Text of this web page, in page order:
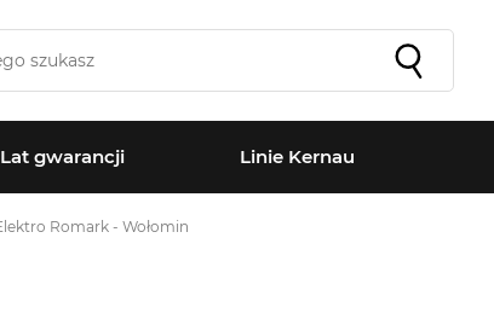
gwarancji Linie Kernau
Romark - Wołomin